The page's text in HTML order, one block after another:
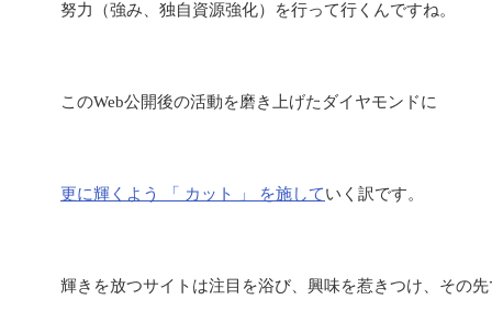
努力（強み、独自資源強化）を行って行くんですね。
このWeb公開後の活動を磨き上げたダイヤモンドに
更に輝くよう 「 カット 」 を施していく訳です。
輝きを放つサイトは注目を浴び、興味を惹きつけ、その先